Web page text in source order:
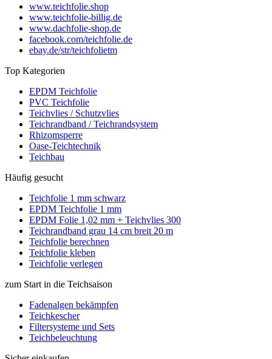
www.teichfolie.shop
www.teichfolie-billig.de
www.dachfolie-shop.de
facebook.com/teichfolie.de
ebay.de/str/teichfolietm
Top Kategorien
EPDM Teichfolie
PVC Teichfolie
Teichvlies / Schutzvlies
Teichrandband / Teichrandsystem
Rhizomsperre
Oase-Teichtechnik
Teichbau
Häufig gesucht
Teichfolie 1 mm schwarz
EPDM Teichfolie 1 mm
EPDM Folie 1,02 mm + Teichvlies 300
Teichrandband grau 14 cm breit 20 m
Teichfolie berechnen
Teichfolie kleben
Teichfolie verlegen
zum Start in die Teichsaison
Fadenalgen bekämpfen
Teichkescher
Filtersysteme und Sets
Teichbeleuchtung